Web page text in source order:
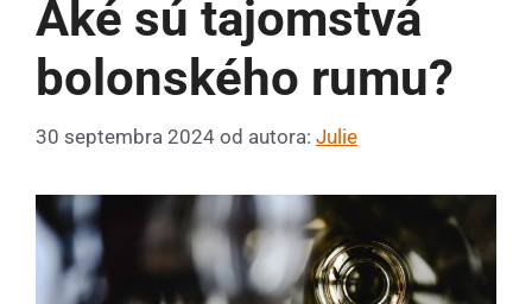
Aké sú tajomstvá
bolonského rumu?
30 septembra 2024 od autora: Julie